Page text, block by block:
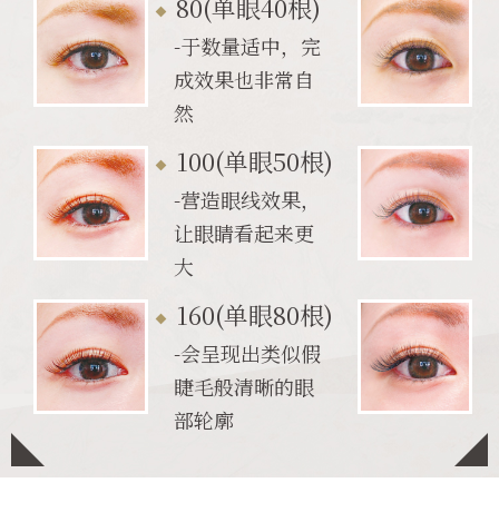
80(单眼40根)
-于数量适中，完
成效果也非常自
然
100(单眼50根)
-营造眼线效果，
让眼睛看起来更
大
160(单眼80根)
-会呈现出类似假
睫毛般清晰的眼
部轮廓